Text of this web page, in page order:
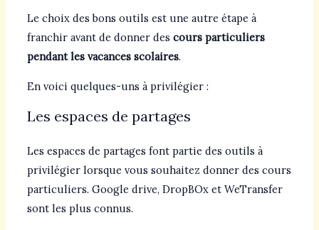
Le choix des bons outils est une autre étape à
franchir avant de donner des cours particuliers
pendant les vacances scolaires.
En voici quelques-uns à privilégier :
Les espaces de partages
Les espaces de partages font partie des outils à
privilégier lorsque vous souhaitez donner des cours
particuliers. Google drive, DropBOx et WeTransfer
sont les plus connus.